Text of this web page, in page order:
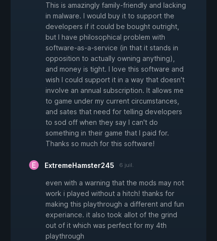
This is amazingly family-friendly and lacking
in malware. I would buy it to support the
developers if it could be bought outright,
but I have philosophical problem with
software-as-a-service (in that it stands in
opposition to actually owning anything),
and money is tight. I love this software and
wish I could support it in a way that doesn't
involve an annual subscription. It allows me
to game under my current circumstances,
and sates that need for telling developers
to sod off when they say I can't do
something in their game that I paid for.
Thanks so much for this software!
ExtremeHamster245 6 juil.
even with a warning that the mods may not
work i played without a hitch! thanks for
making this playthrough a different and fun
experiance. it also took allot of the grind
out of it which was perfect for my 4th
playthrough